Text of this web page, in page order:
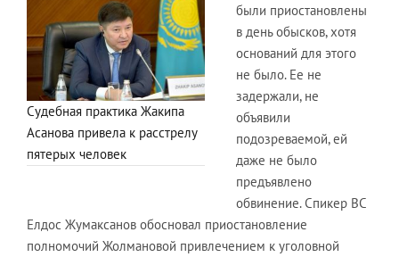
Судебная практика Жакипа
Асанова привела к расстрелу
пятерых человек
были приостановлены
в день обысков, хотя
оснований для этого
не было. Ее не
задержали, не
объявили
подозреваемой, ей
даже не было
предъявлено
обвинение. Спикер ВС
Елдос Жумаксанов обосновал приостановление
полномочий Жолмановой привлечением к уголовной